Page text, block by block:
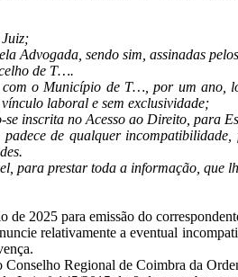
Advogada, sendo sim, assinadas
de T….
o Município de T…, por um ano,
laboral e sem exclusividade;
inscrita no Acesso ao Direito, para
de qualquer
para prestar toda a informação, que
2025 para emissão do
relativamente a eventual
Regional de Coimbra da